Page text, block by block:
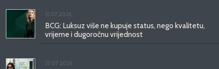
31.07.2026.
BCG: Luksuz više ne kupuje status, nego kvalitetu,
vrijeme i dugoročnu vrijednost
27.07.2026.